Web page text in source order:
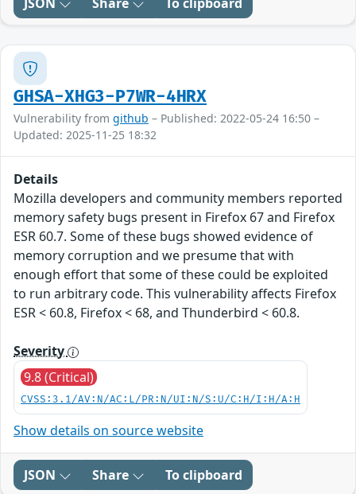
GHSA-XHG3-P7WR-4HRX
Vulnerability from github – Published: 2022-05-24 16:50 –
Updated: 2025-11-25 18:32
Details
Mozilla developers and community members reported
memory safety bugs present in Firefox 67 and Firefox
ESR 60.7. Some of these bugs showed evidence of
memory corruption and we presume that with
enough effort that some of these could be exploited
to run arbitrary code. This vulnerability affects Firefox
ESR < 60.8, Firefox < 68, and Thunderbird < 60.8.
Severity
9.8 (Critical)
CVSS:3.1/AV:N/AC:L/PR:N/UI:N/S:U/C:H/I:H/A:H
Show details on source website
JSON Share To clipboard